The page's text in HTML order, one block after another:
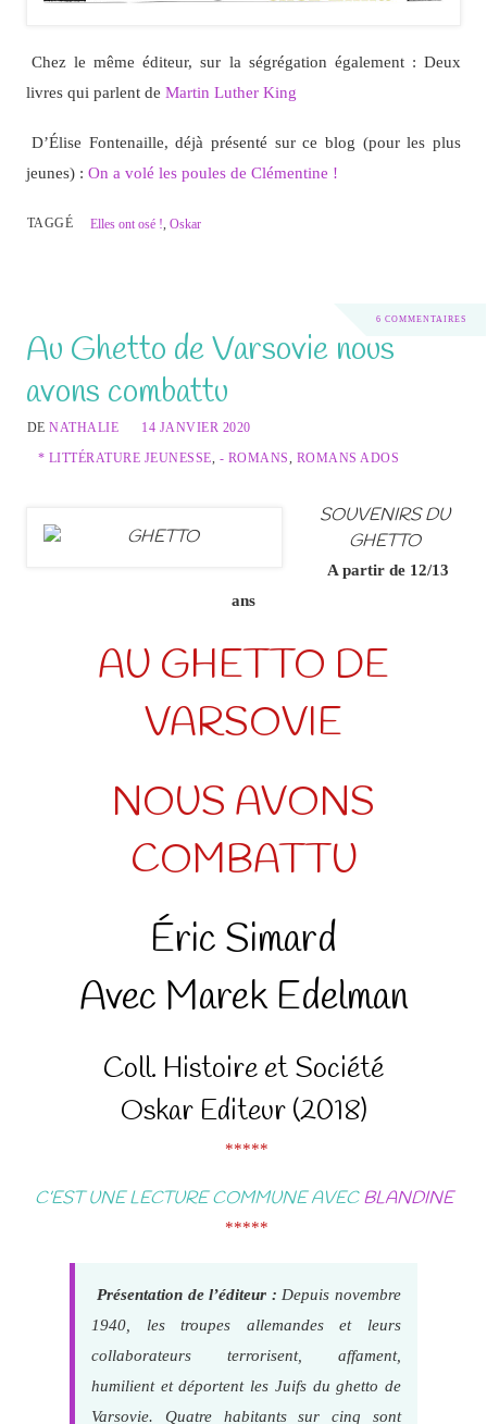
Chez le même éditeur, sur la ségrégation également : Deux
livres qui parlent de Martin Luther King
D’Élise Fontenaille, déjà présenté sur ce blog (pour les plus
jeunes) : On a volé les poules de Clémentine !
TAGGÉ Elles ont osé ! ,Oskar
6 COMMENTAIRES
Au Ghetto de Varsovie nous
avons combattu
DENATHALIE
14 JANVIER 2020
* LITTÉRATURE JEUNESSE, - ROMANS, ROMANS ADOS
SOUVENIRS DU
GHETTO
A partir de 12/13
ans
AU GHETTO DE
VARSOVIE
NOUS AVONS
COMBATTU
Éric Simard
Avec Marek Edelman
Coll. Histoire et Société
Oskar Editeur (2018)
*****
C’EST UNE LECTURE COMMUNE AVECBLANDINE
*****
Présentation de l’éditeur : Depuis novembre
1940, les troupes allemandes et leurs
collaborateurs terrorisent, affament,
humilient et déportent les Juifs du ghetto de
Varsovie. Quatre habitants sur cinq sont